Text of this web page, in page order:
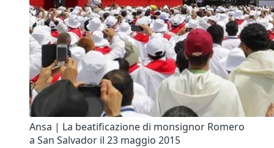
Ansa | La beatificazione di monsignor Romero
a San Salvador il 23 maggio 2015